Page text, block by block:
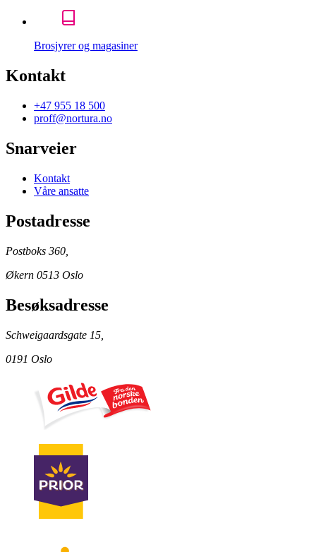
Brosjyrer og magasiner
Kontakt
+47 955 18 500
proff@nortura.no
Snarveier
Kontakt
Våre ansatte
Postadresse
Postboks 360,
Økern 0513 Oslo
Besøksadresse
Schweigaardsgate 15,
0191 Oslo